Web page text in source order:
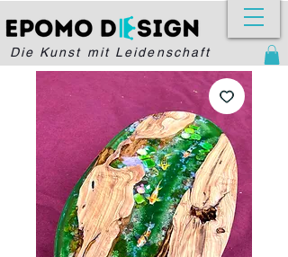
Die Kunst mit Leidenschaft